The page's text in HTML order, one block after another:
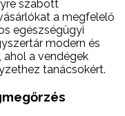
szabott
a megfelelő
egészségügyi
modern és
a vendégek
tanácsokért.